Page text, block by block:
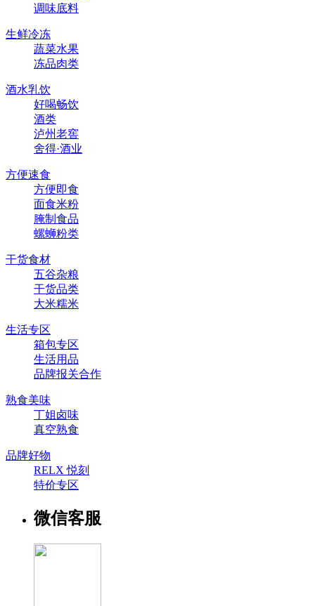
调味底料
生鲜冷冻
蔬菜水果
冻品肉类
酒水乳饮
好喝畅饮
酒类
泸州老窖
舍得·酒业
方便速食
方便即食
面食米粉
腌制食品
螺蛳粉类
干货食材
五谷杂粮
干货品类
大米糯米
生活专区
箱包专区
生活用品
品牌报关合作
熟食美味
丁姐卤味
真空熟食
品牌好物
RELX 悦刻
特价专区
微信客服